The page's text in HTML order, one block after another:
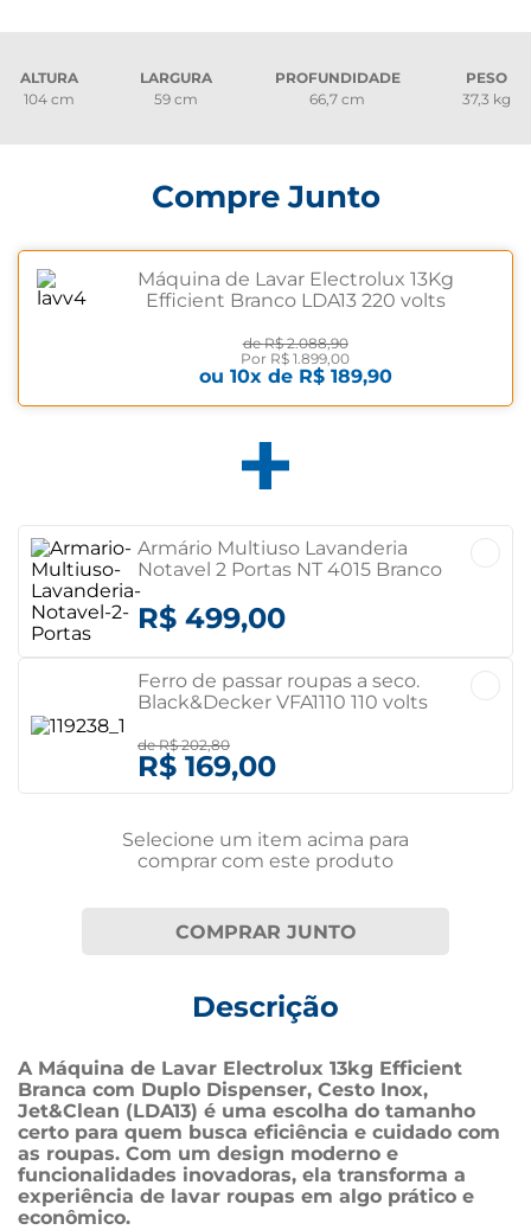
ALTURA
104 cm
LARGURA
59 cm
PROFUNDIDADE
66,7 cm
PESO
37,3 kg
Compre Junto
Máquina de Lavar Electrolux 13Kg
Efficient Branco LDA13 220 volts
deR$ 2.088,90
Por R$ 1.899,00
ou 10x de R$ 189,90
Armário Multiuso Lavanderia
Notavel 2 Portas NT 4015 Branco
R$ 499,00
Ferro de passar roupas a seco.
Black&Decker VFA1110 110 volts
deR$ 202,80
R$ 169,00
Selecione um item acima para
comprar com este produto
COMPRAR JUNTO
Descrição
A Máquina de Lavar Electrolux 13kg Efficient
Branca com Duplo Dispenser, Cesto Inox,
Jet&Clean (LDA13) é uma escolha do tamanho
certo para quem busca eficiência e cuidado com
as roupas. Com um design moderno e
funcionalidades inovadoras, ela transforma a
experiência de lavar roupas em algo prático e
econômico.